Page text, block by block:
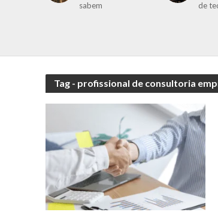
sabem
de
Tag - profissional de consultoria